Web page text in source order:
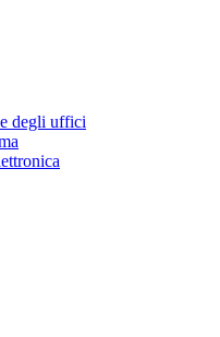
degli uffici